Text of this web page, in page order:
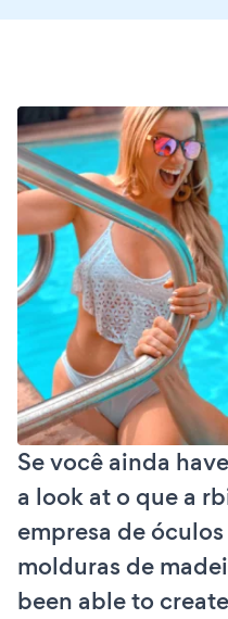
Se você ainda
a look at o que a
empresa de
molduras de
been able to